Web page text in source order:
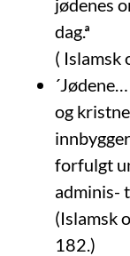
dag.ª
( Islamsk
og
forfulgt
adminis-
(Islamsk
182.)